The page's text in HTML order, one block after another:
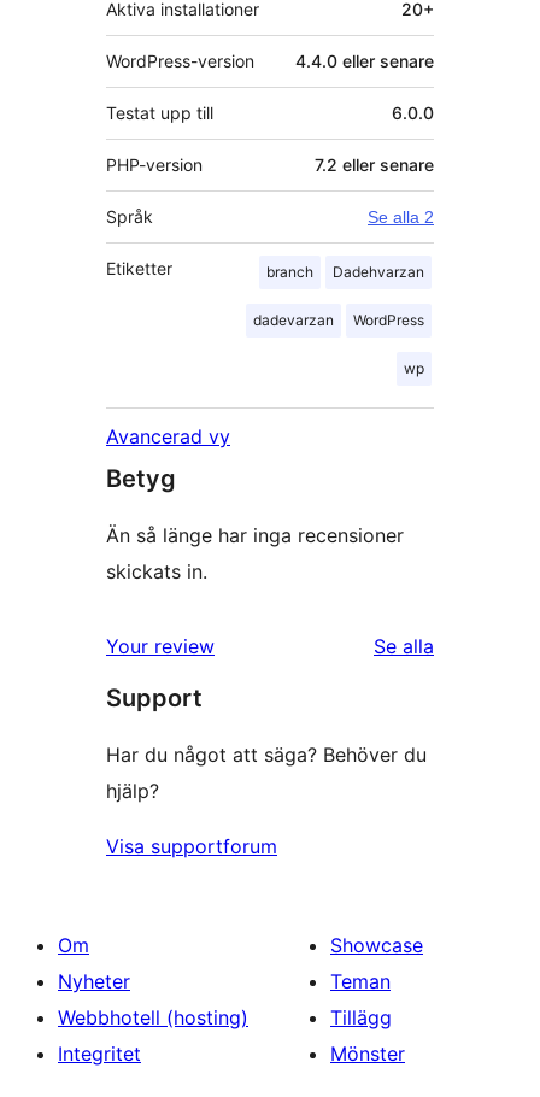
Aktiva installationer 20+
WordPress-version 4.4.0 eller senare
Testat upp till 6.0.0
PHP-version 7.2 eller senare
Språk Se alla 2
Etiketter branch Dadehvarzan
dadevarzan WordPress
wp
Avancerad vy
Betyg
Än så länge har inga recensioner
skickats in.
Your review Se alla
Support
Har du något att säga? Behöver du
hjälp?
Visa supportforum
Om
Nyheter
Webbhotell (hosting)
Integritet
Showcase
Teman
Tillägg
Mönster